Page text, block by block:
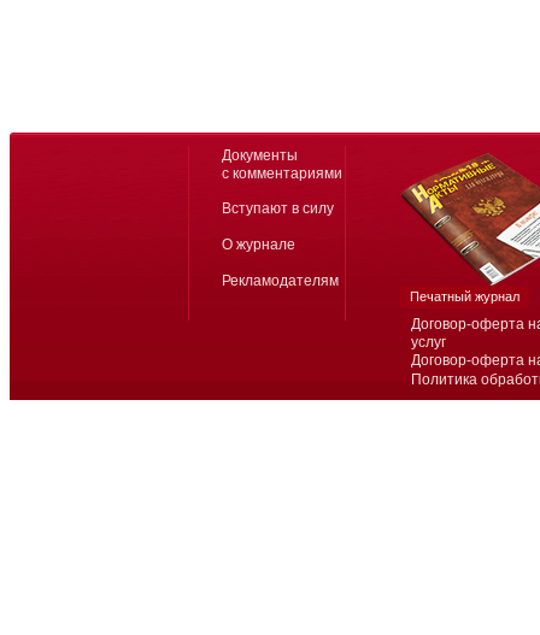
Договор-оферта
услуг
Договор-оферта
Политика
Документы
с комментариями
Вступают в силу
О журнале
Рекламодателям
Печатный журнал